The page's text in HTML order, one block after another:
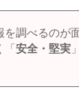
を調べるのが
「 安全・堅実